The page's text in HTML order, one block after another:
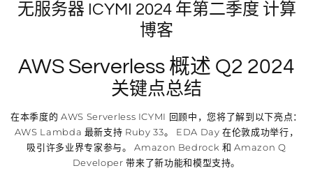
无服务器 ICYMI 2024 年第二季度 计算
博客
AWS Serverless 概述 Q2 2024
关键点总结
在本季度的 AWS Serverless ICYMI 回顾中，您将了解到以下亮点：
AWS Lambda 最新支持 Ruby 33。 EDA Day 在伦敦成功举行，
吸引许多业界专家参与。 Amazon Bedrock 和 Amazon Q
Developer 带来了新功能和模型支持。